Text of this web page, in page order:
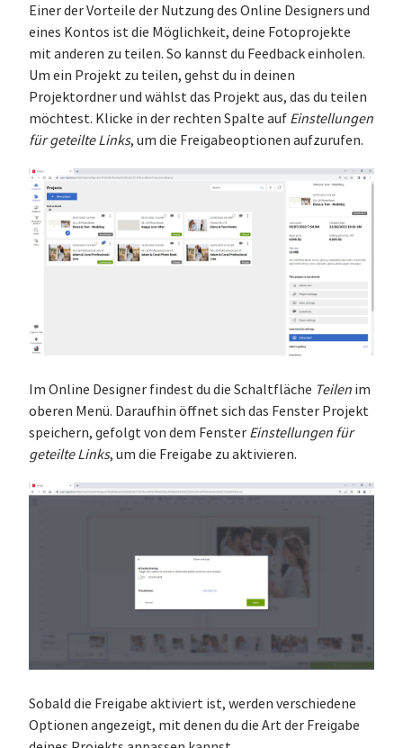
Einer der Vorteile der Nutzung des Online Designers und
eines Kontos ist die Möglichkeit, deine Fotoprojekte
mit anderen zu teilen. So kannst du Feedback einholen.
Um ein Projekt zu teilen, gehst du in deinen
Projektordner und wählst das Projekt aus, das du teilen
möchtest. Klicke in der rechten Spalte auf Einstellungen
für geteilte Links, um die Freigabeoptionen aufzurufen.
Im Online Designer findest du die Schaltfläche Teilen im
oberen Menü. Daraufhin öffnet sich das Fenster Projekt
speichern, gefolgt von dem Fenster Einstellungen für
geteilte Links, um die Freigabe zu aktivieren.
Sobald die Freigabe aktiviert ist, werden verschiedene
Optionen angezeigt, mit denen du die Art der Freigabe